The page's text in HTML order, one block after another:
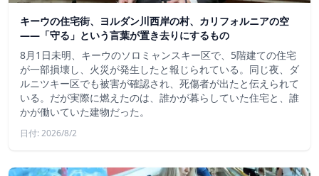
キーウの住宅街、ヨルダン川西岸の村、カリフォルニアの空
——「守る」という言葉が置き去りにするもの
8月1日未明、キーウのソロミャンスキー区で、5階建ての住宅
が一部損壊し、火災が発生したと報じられている。同じ夜、ダ
ルニツキー区でも被害が確認され、死傷者が出たと伝えられて
いる。だが実際に燃えたのは、誰かが暮らしていた住宅と、誰
かが働いていた建物だった。
日付: 2026/8/2